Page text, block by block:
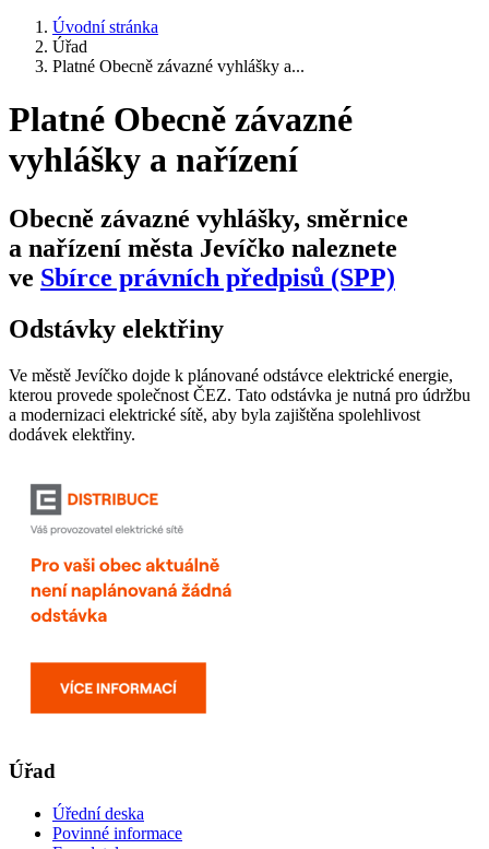
Úvodní stránka
Úřad
Platné Obecně závazné vyhlášky a...
Platné Obecně závazné
vyhlášky a nařízení
Obecně závazné vyhlášky, směrnice
a nařízení města Jevíčko naleznete
ve Sbírce právních předpisů (SPP)
Odstávky elektřiny
Ve městě Jevíčko dojde k plánované odstávce elektrické energie,
kterou provede společnost ČEZ. Tato odstávka je nutná pro údržbu
a modernizaci elektrické sítě, aby byla zajištěna spolehlivost
dodávek elektřiny.
Úřad
Úřední deska
Povinné informace